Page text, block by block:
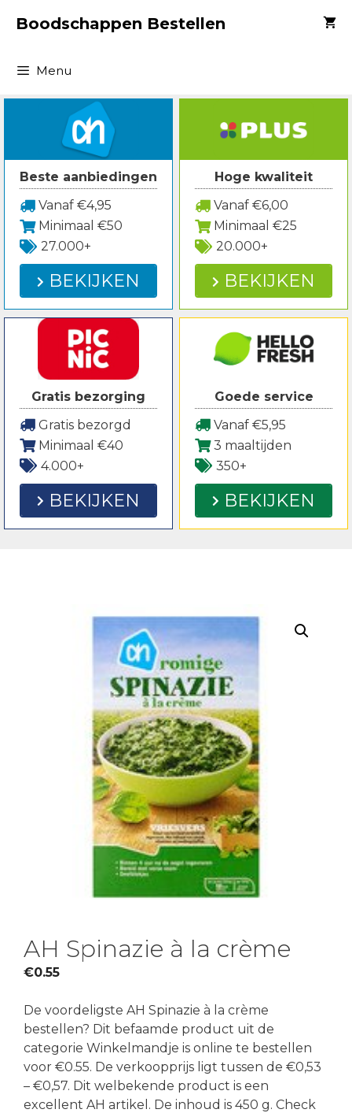
naarBoodschappen Bestellen
Menu
Beste aanbiedingen
Vanaf €4,95
Minimaal €50
27.000+
BEKIJKEN
Hoge kwaliteit
Vanaf €6,00
Minimaal €25
20.000+
BEKIJKEN
Gratis bezorging
Gratis bezorgd
Minimaal €40
4.000+
BEKIJKEN
Goede service
Vanaf €5,95
3 maaltijden
350+
BEKIJKEN
AH Spinazie à la crème
€0.55
De voordeligste AH Spinazie à la crème
bestellen? Dit befaamde product uit de
categorie Winkelmandje is online te bestellen
voor €0.55. De verkoopprijs ligt tussen de €0,53
– €0,57. Dit welbekende product is een
excellent AH artikel. De inhoud is 450 g. Check